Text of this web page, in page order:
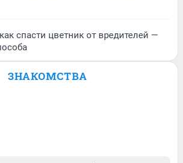
спасти цветник от вредителей —
ЗНАКОМСТВА